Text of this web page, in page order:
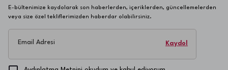
E-bültenimize kaydolarak son haberlerden, içeriklerden, güncellemelerden
veya size özel tekliflerimizden haberdar olabilirsiniz.
Email Adresi Kaydol